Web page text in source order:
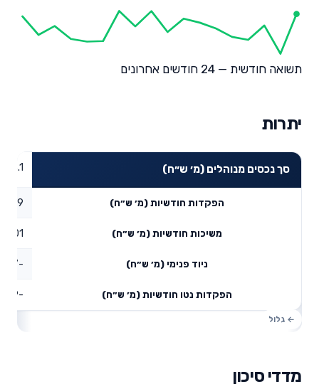
תשואה חודשית — 24 חודשים אחרונים
יתרות
סך נכסים מנוהלים (מ׳ ש״ח) 16.1
הפקדות חודשיות (מ׳ ש״ח) 0.19
משיכות חודשיות (מ׳ ש״ח) 0.01
ניוד פנימי (מ׳ ש״ח) -0.87
הפקדות נטו חודשיות (מ׳ ש״ח) -0.69
מדדי סיכון